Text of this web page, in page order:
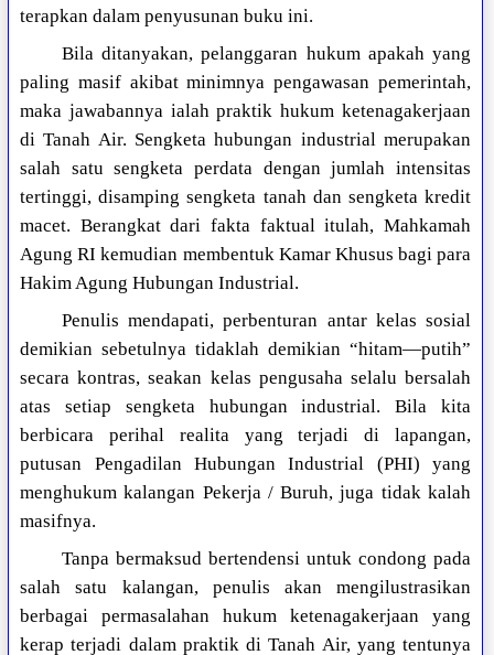
terapkan dalam penyusunan buku ini.
Bila ditanyakan, pelanggaran hukum apakah yang
paling masif akibat minimnya pengawasan pemerintah,
maka jawabannya ialah praktik hukum ketenagakerjaan
di Tanah Air. Sengketa hubungan industrial merupakan
salah satu sengketa perdata dengan jumlah intensitas
tertinggi, disamping sengketa tanah dan sengketa kredit
macet. Berangkat dari fakta faktual itulah, Mahkamah
Agung RI kemudian membentuk Kamar Khusus bagi para
Hakim Agung Hubungan Industrial.
Penulis mendapati, perbenturan antar kelas sosial
demikian sebetulnya tidaklah demikian “hitam—putih”
secara kontras, seakan kelas pengusaha selalu bersalah
atas setiap sengketa hubungan industrial. Bila kita
berbicara perihal realita yang terjadi di lapangan,
putusan Pengadilan Hubungan Industrial (PHI) yang
menghukum kalangan Pekerja / Buruh, juga tidak kalah
masifnya.
Tanpa bermaksud bertendensi untuk condong pada
salah satu kalangan, penulis akan mengilustrasikan
berbagai permasalahan hukum ketenagakerjaan yang
kerap terjadi dalam praktik di Tanah Air, yang tentunya